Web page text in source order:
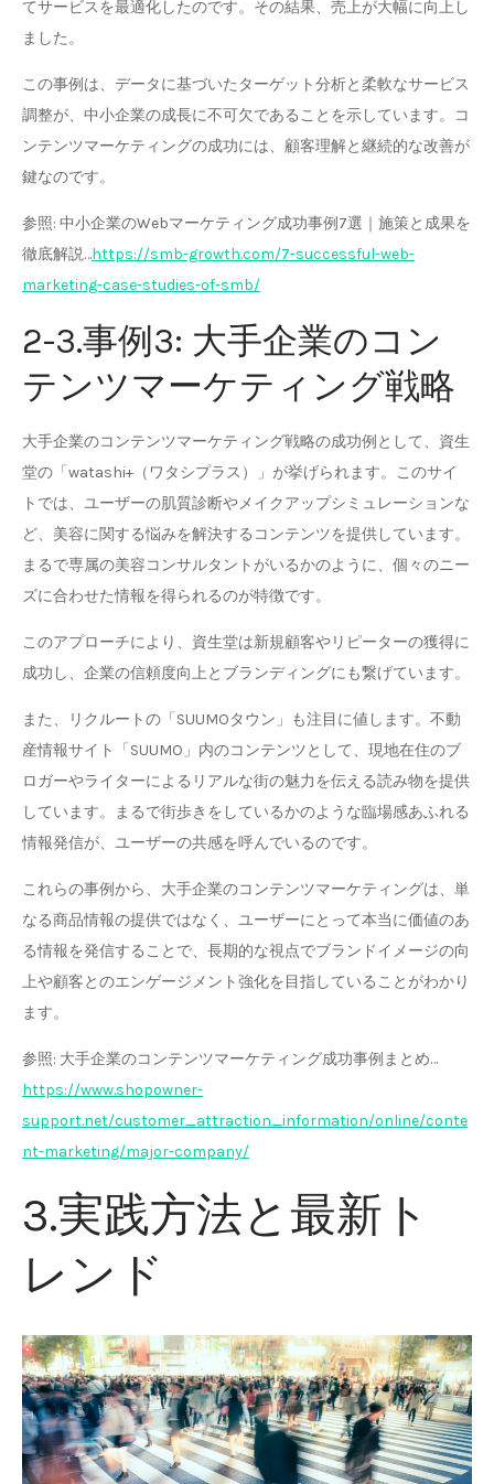
てサービスを最適化したのです。その結果、売上が大幅に向上し
ました。
この事例は、データに基づいたターゲット分析と柔軟なサービス
調整が、中小企業の成長に不可欠であることを示しています。コ
ンテンツマーケティングの成功には、顧客理解と継続的な改善が
鍵なのです。
参照: 中小企業のWebマーケティング成功事例7選｜施策と成果を
徹底解説…https://smb-growth.com/7-successful-web-
marketing-case-studies-of-smb/
2-3.事例3: 大手企業のコン
テンツマーケティング戦略
大手企業のコンテンツマーケティング戦略の成功例として、資生
堂の「watashi+（ワタシプラス）」が挙げられます。このサイ
トでは、ユーザーの肌質診断やメイクアップシミュレーションな
ど、美容に関する悩みを解決するコンテンツを提供しています。
まるで専属の美容コンサルタントがいるかのように、個々のニー
ズに合わせた情報を得られるのが特徴です。
このアプローチにより、資生堂は新規顧客やリピーターの獲得に
成功し、企業の信頼度向上とブランディングにも繋げています。
また、リクルートの「SUUMOタウン」も注目に値します。不動
産情報サイト「SUUMO」内のコンテンツとして、現地在住のブ
ロガーやライターによるリアルな街の魅力を伝える読み物を提供
しています。まるで街歩きをしているかのような臨場感あふれる
情報発信が、ユーザーの共感を呼んでいるのです。
これらの事例から、大手企業のコンテンツマーケティングは、単
なる商品情報の提供ではなく、ユーザーにとって本当に価値のあ
る情報を発信することで、長期的な視点でブランドイメージの向
上や顧客とのエンゲージメント強化を目指していることがわかり
ます。
参照: 大手企業のコンテンツマーケティング成功事例まとめ…
https://www.shopowner-
support.net/customer_attraction_information/online/conte
nt-marketing/major-company/
3.実践方法と最新ト
レンド